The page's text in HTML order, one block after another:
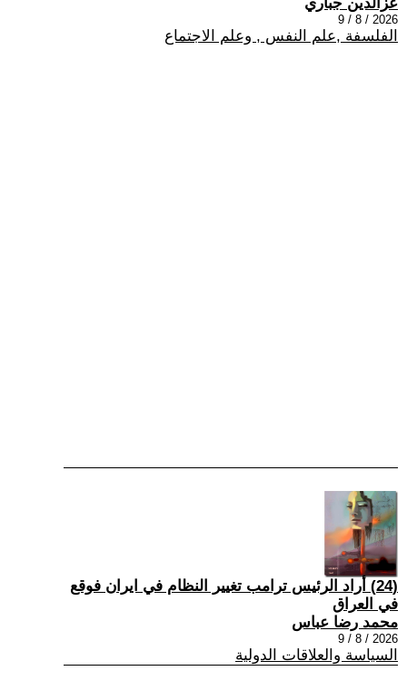
2026 / 8 / 9
الفلسفة ,علم النفس , وعلم الاجتماع
(24) أراد الرئيس ترامب تغيير النظام في ايران فوقع
في العراق
محمد رضا عباس
2026 / 8 / 9
السياسة والعلاقات الدولية